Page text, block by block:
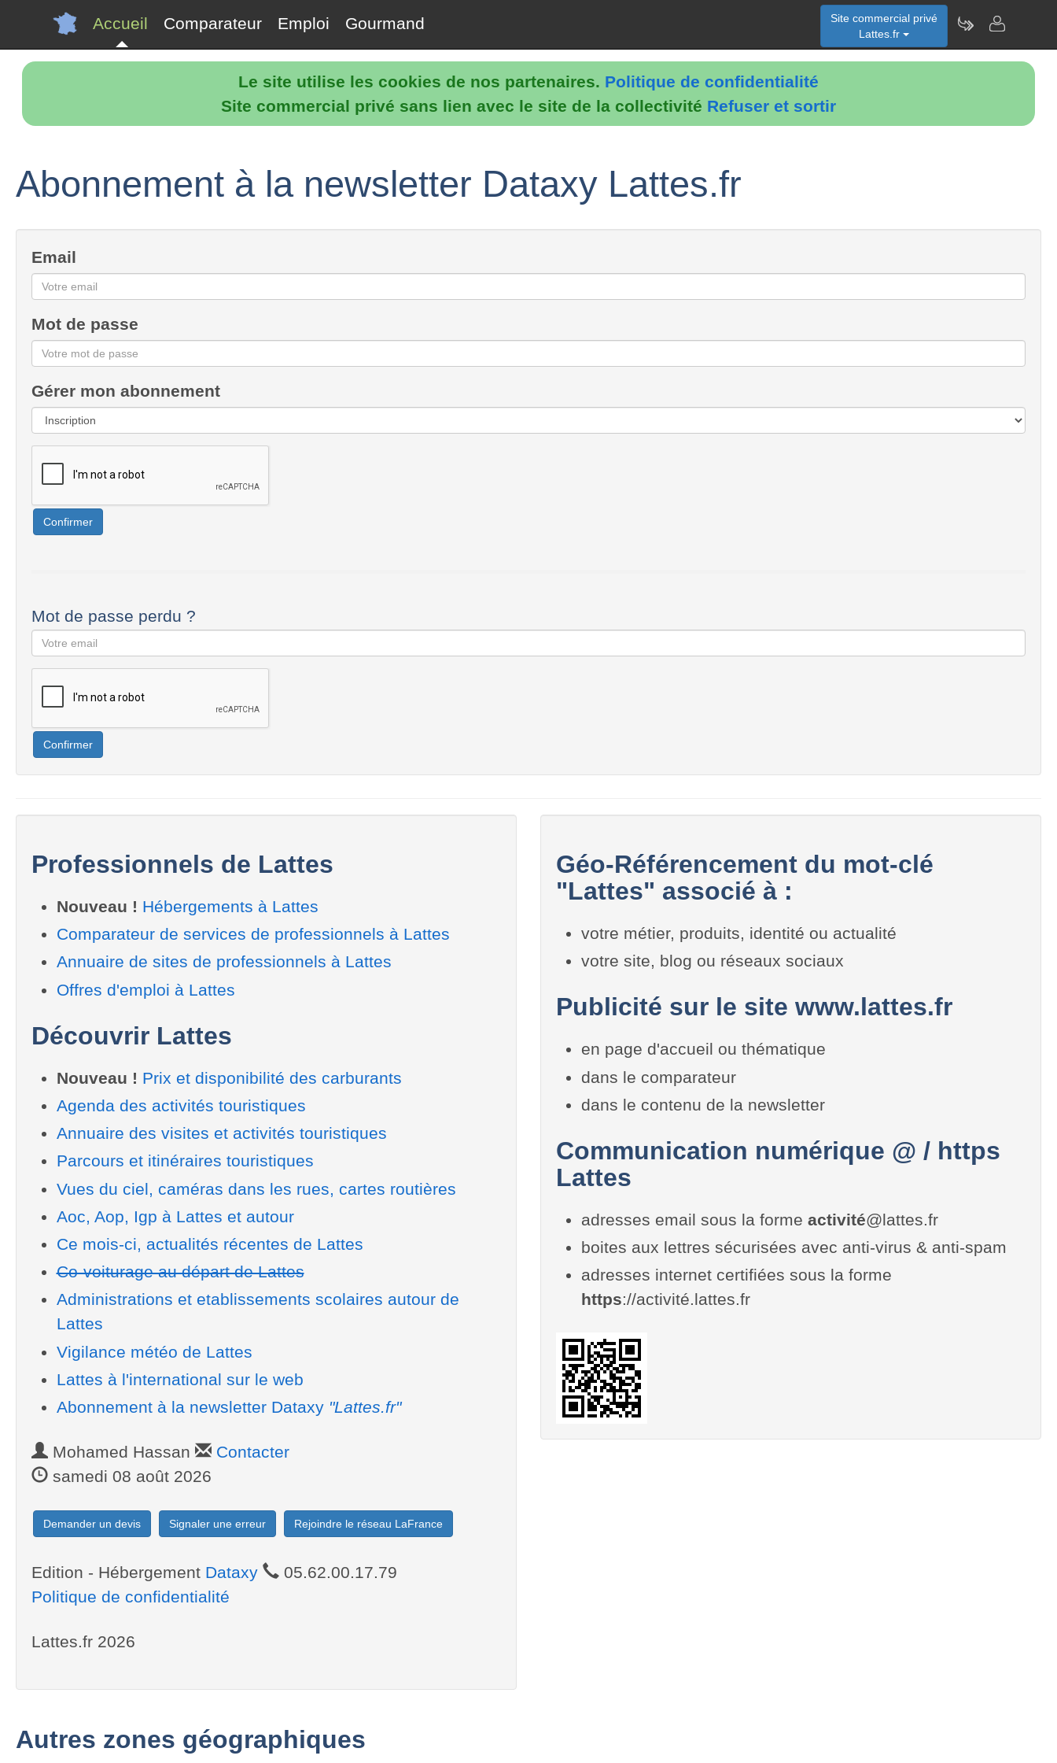
Le site utilise les cookies de nos partenaires. Politique de confidentialité
Site commercial privé sans lien avec le site de la collectivité Refuser et sortir
Accueil Comparateur Emploi Gourmand
Site commercial privé
Lattes.fr
Abonnement à la newsletter Dataxy Lattes.fr
Email
Mot de passe
Gérer mon abonnement
Confirmer
Mot de passe perdu ?
Confirmer
Professionnels de Lattes
Nouveau ! Hébergements à Lattes
Comparateur de services de professionnels à Lattes
Annuaire de sites de professionnels à Lattes
Offres d'emploi à Lattes
Découvrir Lattes
Nouveau ! Prix et disponibilité des carburants
Agenda des activités touristiques
Annuaire des visites et activités touristiques
Parcours et itinéraires touristiques
Vues du ciel, caméras dans les rues, cartes routières
Aoc, Aop, Igp à Lattes et autour
Ce mois-ci, actualités récentes de Lattes
Co-voiturage au départ de Lattes
Administrations et etablissements scolaires autour de
Lattes
Vigilance météo de Lattes
Lattes à l'international sur le web
Abonnement à la newsletter Dataxy "Lattes.fr"
Mohamed Hassan
Contacter
samedi 08 août 2026
Demander un devis Signaler une erreur Rejoindre le réseau LaFrance
Edition - Hébergement Dataxy
05.62.00.17.79
Politique de confidentialité
Lattes.fr 2026
Géo-Référencement du mot-clé
"Lattes" associé à :
votre métier, produits, identité ou actualité
votre site, blog ou réseaux sociaux
Publicité sur le site www.lattes.fr
en page d'accueil ou thématique
dans le comparateur
dans le contenu de la newsletter
Communication numérique @ / https
Lattes
adresses email sous la forme activité@lattes.fr
boites aux lettres sécurisées avec anti-virus & anti-spam
adresses internet certifiées sous la forme
https://activité.lattes.fr
Autres zones géographiques